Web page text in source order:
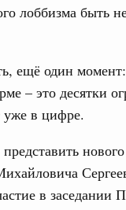
лоббизма быть
ещё один
– это десятки
уже в цифре.
в заседании
предприятиями
июня, среда
№19)